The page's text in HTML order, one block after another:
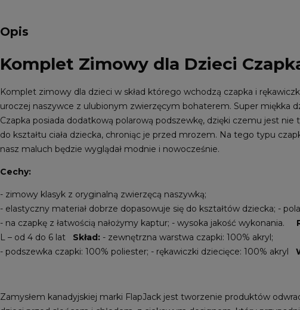
Opis
Komplet Zimowy dla Dzieci
Komplet zimowy dla dzieci w skład którego wchodzą czapka i
uroczej naszywce z ulubionym zwierzęcym bohaterem. Super miękka
Czapka posiada dodatkową polarową podszewkę, dzięki czemu jest
do kształtu ciała dziecka, chroniąc je przed mrozem. Na tego typu
nasz maluch będzie wyglądał modnie i nowocześnie.
Cechy:
- zimowy klasyk z oryginalną zwierzęcą naszywką;
- elastyczny materiał dobrze dopasowuje się do kształtów dziecka; -
- na czapkę z łatwością nałożymy kaptur; - wysoka jakość wykonania.
L – od 4 do 6 lat Skład: - zewnętrzna warstwa czapki: 100% akryl;
- podszewka czapki: 100% poliester; - rękawiczki dziecięce: 100% akryl
Zamysłem kanadyjskiej marki FlapJack jest tworzenie produktów